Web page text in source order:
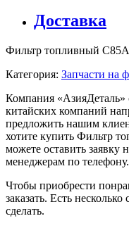
Доставка
Фильтр топливный
Категория: Запчасти на
Компания «АзияДеталь»
китайских компаний
предложить нашим
хотите купить Фильтр
можете оставить заявку
менеджерам по телефону.
Чтобы приобрести
заказать. Есть
сделать.